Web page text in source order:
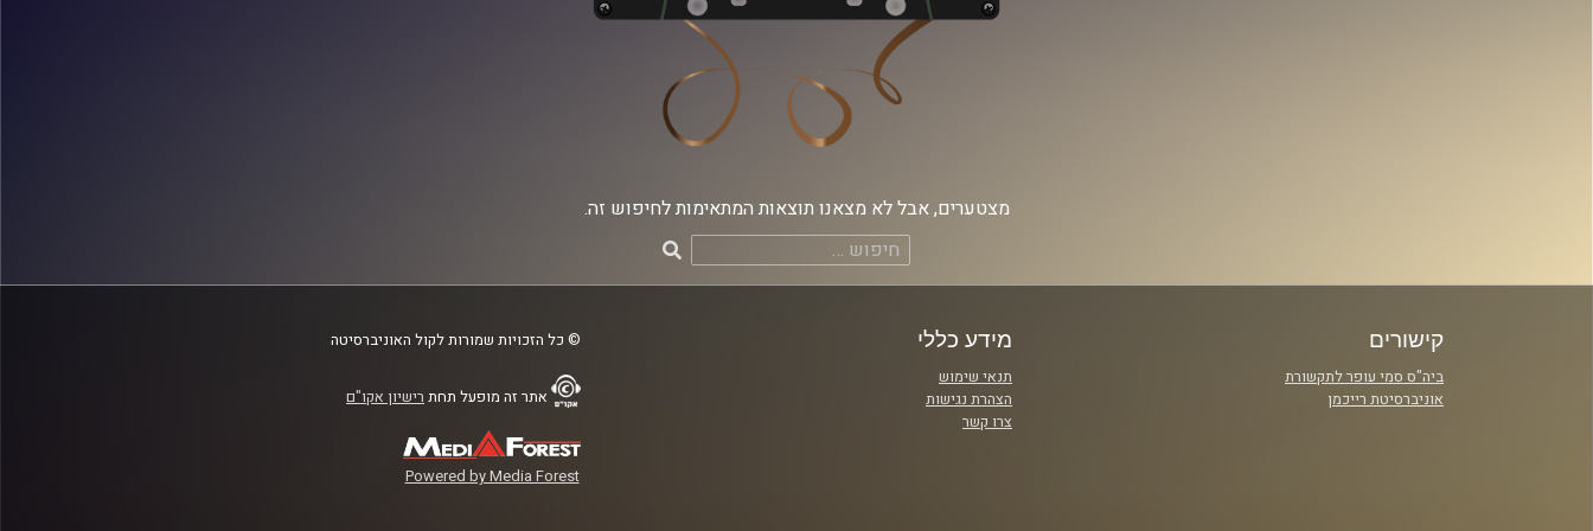
מצטערים, אבל לא מצאנו תוצאות המתאימות לחיפוש זה.
חיפוש:
קישורים
ביה"ס סמי עופר לתקשורת
אוניברסיטת רייכמן
מידע כללי
תנאי שימוש
הצהרת נגישות
צרו קשר
© כל הזכויות שמורות לקול האוניברסיטה
אתר זה מופעל תחת רישיון אקו"ם
Powered by Media Forest